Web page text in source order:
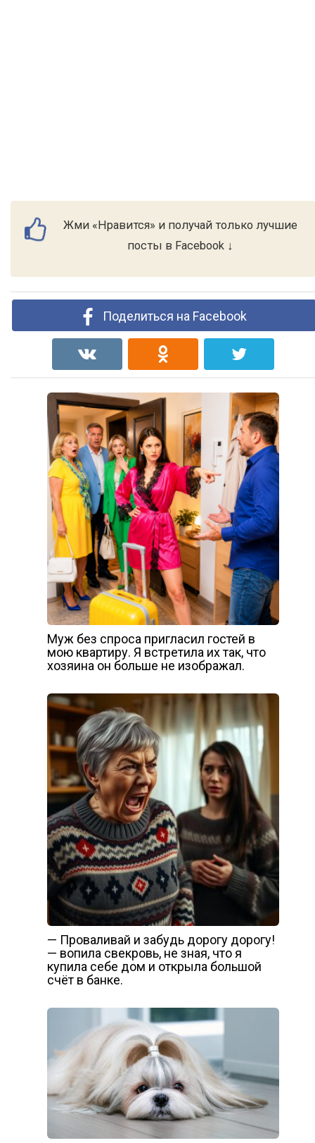
Жми «Нравится» и получай только лучшие
посты в Facebook ↓
Поделиться на Facebook
Муж без спроса пригласил гостей в
мою квартиру. Я встретила их так, что
хозяина он больше не изображал.
— Проваливай и забудь дорогу дорогу!
— вопила свекровь, не зная, что я
купила себе дом и открыла большой
счёт в банке.